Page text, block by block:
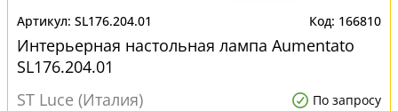
SL176.204.01 166810
Интерьерная настольная лампа Aumentato
SL176.204.01
ST Luce (Италия)
По запросу